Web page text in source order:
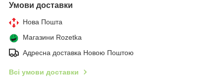
Умови доставки
Нова Пошта
Магазини Rozetka
Адресна доставка Новою Поштою
Всі умови доставки